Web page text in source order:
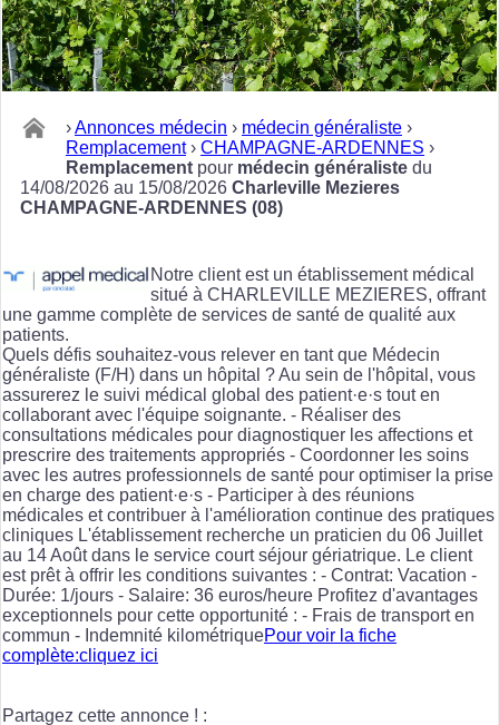
›Annonces médecin › médecin généraliste ›
Remplacement › CHAMPAGNE-ARDENNES ›
Remplacement pour médecin généraliste du
14/08/2026 au 15/08/2026 Charleville Mezieres
CHAMPAGNE-ARDENNES (08)
Notre client est un établissement médical
situé à CHARLEVILLE MEZIERES, offrant
une gamme complète de services de santé de qualité aux
patients.
Quels défis souhaitez-vous relever en tant que Médecin
généraliste (F/H) dans un hôpital ? Au sein de l'hôpital, vous
assurerez le suivi médical global des patient·e·s tout en
collaborant avec l'équipe soignante. - Réaliser des
consultations médicales pour diagnostiquer les affections et
prescrire des traitements appropriés - Coordonner les soins
avec les autres professionnels de santé pour optimiser la prise
en charge des patient·e·s - Participer à des réunions
médicales et contribuer à l'amélioration continue des pratiques
cliniques L'établissement recherche un praticien du 06 Juillet
au 14 Août dans le service court séjour gériatrique. Le client
est prêt à offrir les conditions suivantes : - Contrat: Vacation -
Durée: 1/jours - Salaire: 36 euros/heure Profitez d'avantages
exceptionnels pour cette opportunité : - Frais de transport en
commun - Indemnité kilométriquePour voir la fiche
complète:cliquez ici
Partagez cette annonce ! :